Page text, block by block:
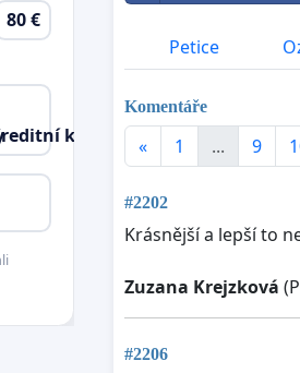
Petice
Komentáře
« 1 ... 9
#2202
Krásnější a lepší to
Zuzana Krejzková
#2206
80 €
karta